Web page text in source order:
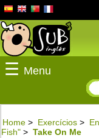
☰ Menu
Home > Exercícios >
Fish" > Take On Me